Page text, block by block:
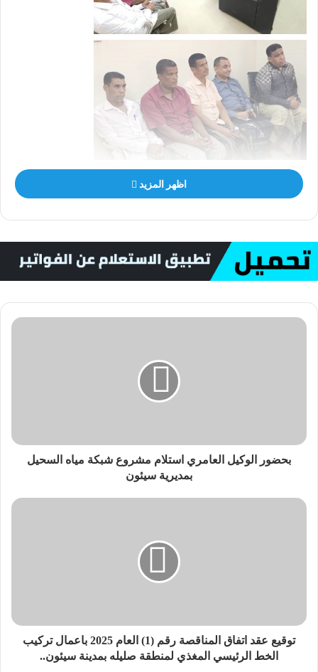
عقد صباح اليوم الاحد بديوان السلطة المحلية بمديرية ساه لقاء
مدير عام المؤسسة المحلية للمياه والصرف الصحي مناطق وادي
حضرموت تم فيه مناقشة وضع آلية عاجلة لمعالجة انقطاع المياه
وفي مستهل اللقاء رحب الشيخ مبارك بن عبودان بمدير عام
المؤسسة المحلية للمياه والصرف الصحي، مشيدا بتجاوب
المؤسسة مع مطالب المواطنين وحرصها على إيجاد حلول فاعلة
وأكد المدير العام لمديرية ساه أن اللقاء جاء بناء على تصاعد شكاوى
المواطنين وتضرر العديد من الأسر جراء الانقطاعات المتكررة في
موضحا أن قيادة السلطة المحلية بدأت منذ يوم أمس بتوفير مادة
الديزل لضمان استمرارية تشغيل الآبار، مما أسهم في تحسن ملحوظ
اظهر المزيد
بحضور الوكيل العامري استلام مشروع شبكة مياه السحيل
بمديرية سيئون
توقيع عقد اتفاق المناقصة رقم (1) العام 2025 باعمال تركيب
الخط الرئيسي المغذي لمنطقة صليله بمدينة سيئون..